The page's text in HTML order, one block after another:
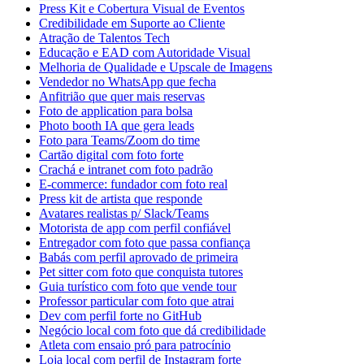
Press Kit e Cobertura Visual de Eventos
Credibilidade em Suporte ao Cliente
Atração de Talentos Tech
Educação e EAD com Autoridade Visual
Melhoria de Qualidade e Upscale de Imagens
Vendedor no WhatsApp que fecha
Anfitrião que quer mais reservas
Foto de application para bolsa
Photo booth IA que gera leads
Foto para Teams/Zoom do time
Cartão digital com foto forte
Crachá e intranet com foto padrão
E-commerce: fundador com foto real
Press kit de artista que responde
Avatares realistas p/ Slack/Teams
Motorista de app com perfil confiável
Entregador com foto que passa confiança
Babás com perfil aprovado de primeira
Pet sitter com foto que conquista tutores
Guia turístico com foto que vende tour
Professor particular com foto que atrai
Dev com perfil forte no GitHub
Negócio local com foto que dá credibilidade
Atleta com ensaio pró para patrocínio
Loja local com perfil de Instagram forte